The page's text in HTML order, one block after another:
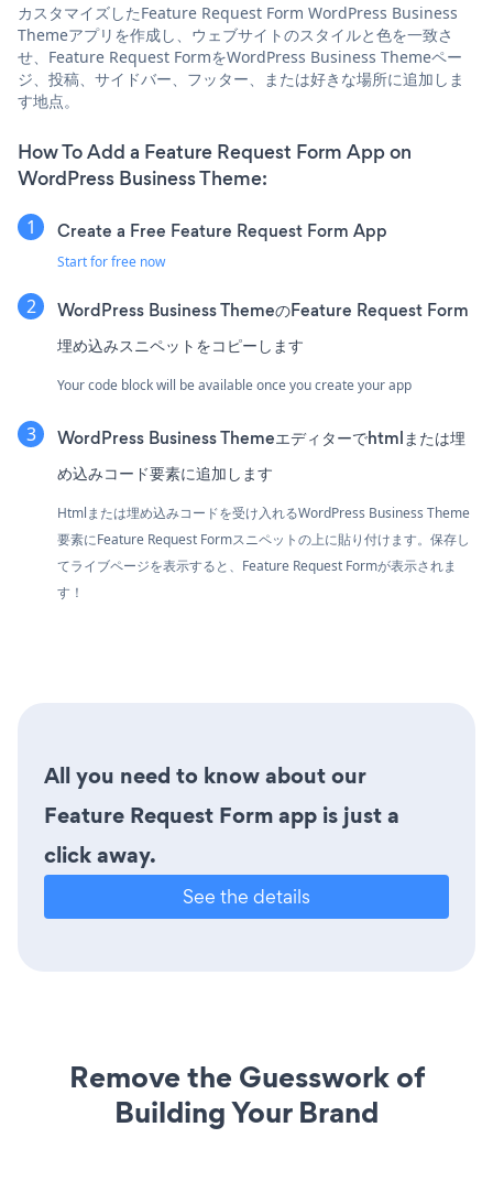
カスタマイズしたFeature Request Form WordPress Business
Themeアプリを作成し、ウェブサイトのスタイルと色を一致さ
せ、Feature Request FormをWordPress Business Themeペー
ジ、投稿、サイドバー、フッター、または好きな場所に追加しま
す地点。
How To Add a Feature Request Form App on
WordPress Business Theme:
Create a Free Feature Request Form App
Start for free now
WordPress Business ThemeのFeature Request Form
埋め込みスニペットをコピーします
Your code block will be available once you create your app
WordPress Business Themeエディターでhtmlまたは埋
め込みコード要素に追加します
Htmlまたは埋め込みコードを受け入れるWordPress Business Theme
要素にFeature Request Formスニペットの上に貼り付けます。保存し
てライブページを表示すると、Feature Request Formが表示されま
す！
All you need to know about our
Feature Request Form app is just a
click away.
See the details
Remove the Guesswork of
Building Your Brand